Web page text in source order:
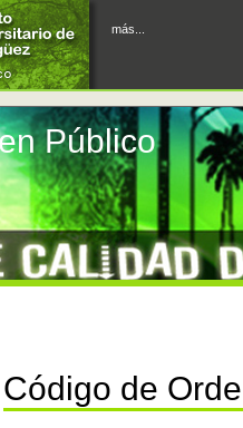
más...
Público
Código de